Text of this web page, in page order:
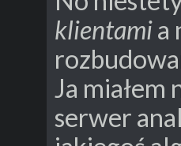
klientamia
Ja miałem
serwer